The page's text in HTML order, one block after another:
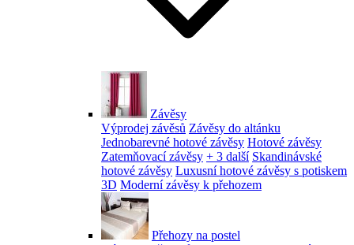
Závěsy
Výprodej závěsů Závěsy do altánku
Jednobarevné hotové závěsy Hotové závěsy
Zatemňovací závěsy + 3 další Skandinávské
hotové závěsy Luxusní hotové závěsy s potiskem
3D Moderní závěsy k přehozem
Přehozy na postel